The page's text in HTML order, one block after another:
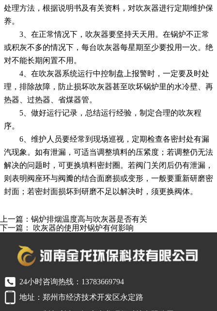
处理方法，根据说明书及有关资料，对吹灰器进行定期维护保
养。
3、在正常情况下，吹灰器要坚持天天用。在锅炉不正常
或积灰不多的情况下，每台吹灰器每星期至少要投用一次。绝
对不能长期闲置不用。
4、在吹灰器系统运行中控制盘上报警时，一定要及时处
理，排除故障，防止损坏吹灰器甚至吹坏锅炉里的水冷壁、再
热器、过热器、省煤器管。
5、做好运行记录，总结运行经验，制定合理的吹灰程
序。
6、维护人员要经常到现场巡视，定期检查各密封处有漏
汽现象。如有泄漏，可适当调整填料的压紧度；若调整仍无法
解决的问题时，可更换填料密封圈。若阀门关闭后仍有泄漏，
则表明阀座环与阀瓣的结合面磨损或变形，一般要重新研磨密
封面；若密封面损坏到研磨不足以解决时，须更换阀体。
上一篇： 锅炉排烟温度高与吹灰器是否有关
下一篇：
吹灰器的使用对锅炉有何影响
24小时咨询热线：13783669794
地址：郑州市经济技术开发区永定路